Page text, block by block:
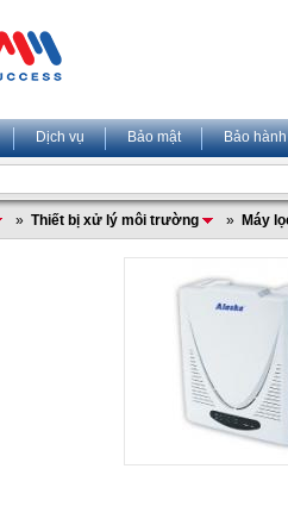
Dịch vụ Bảo mật Bảo hành
» Thiết bị xử lý môi trường » Máy